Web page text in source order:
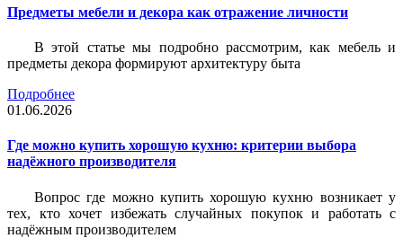
Предметы мебели и декора как отражение личности
В этой статье мы подробно рассмотрим, как мебель и
предметы декора формируют архитектуру быта
Подробнее
01.06.2026
Где можно купить хорошую кухню: критерии выбора
надёжного производителя
Вопрос где можно купить хорошую кухню возникает у
тех, кто хочет избежать случайных покупок и работать с
надёжным производителем